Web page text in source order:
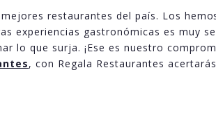
restaurantes del país. Los
experiencias gastronómicas es muy
lo que surja. ¡Ese es nuestro
, con Regala Restaurantes